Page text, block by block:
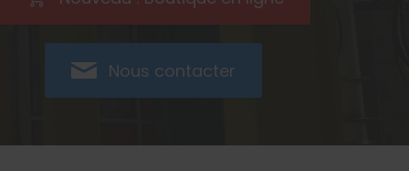
Nous contacter